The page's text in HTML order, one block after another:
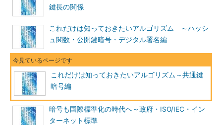
鍵長の関係
これだけは知っておきたいアルゴリズム ～ハッシ
ュ関数・公開鍵暗号・デジタル署名編
これだけは知っておきたいアルゴリズム～共通鍵
暗号編
暗号も国際標準化の時代へ～政府・ISO/IEC・イン
ターネット標準